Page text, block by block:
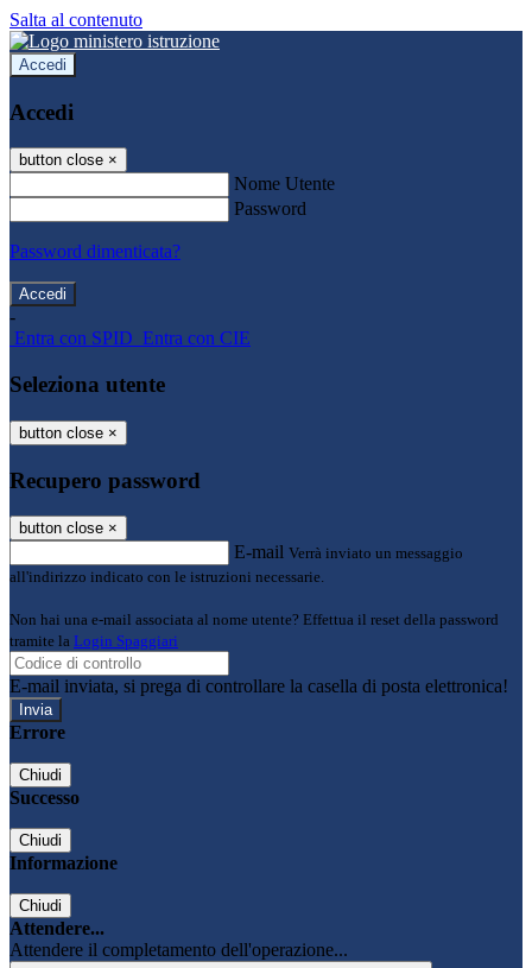
Salta al contenuto
Accedi
Accedi
button close ×
Nome Utente
Password
Password dimenticata?
-
Entra con SPID Entra con CIE
Seleziona utente
button close ×
Recupero password
button close ×
E-mail Verrà inviato un messaggio
all'indirizzo indicato con le istruzioni necessarie.
Non hai una e-mail associata al nome utente? Effettua il reset della password
tramite la Login Spaggiari
E-mail inviata, si prega di controllare la casella di posta elettronica!
Errore
Chiudi
Successo
Chiudi
Informazione
Chiudi
Attendere...
Attendere il completamento dell'operazione...